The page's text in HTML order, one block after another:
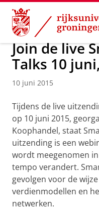
Skip
Content
Skip
Navigation
Over ons Faculty of
Join de live
Talks 10
10 juni 2015
Tijdens de live
op 10 juni 2015,
Koophandel, staat
uitzending is een
wordt meegenomen
tempo verandert.
gevolgen voor de
verdienmodellen en
netwerken.